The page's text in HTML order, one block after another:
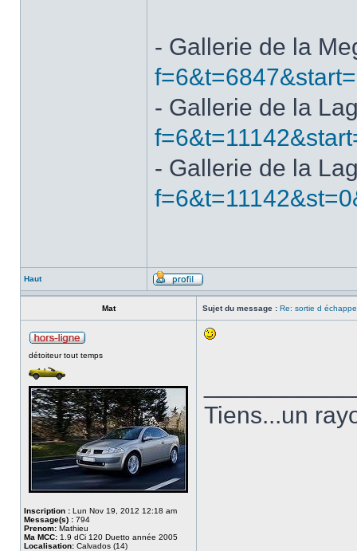
- Gallerie de la
- Gallerie de la
- Gallerie de la
Haut
Mat Sujet du message : Re: sortie d
détoiteur tout temps
Inscription : Lun Nov 19, 2012 12:18 am
Message(s) : 794
Prenom: Mathieu
Ma MCC: 1.9 dCi 120 Duetto année 2005
Localisation: Calvados (14)
Tiens...un